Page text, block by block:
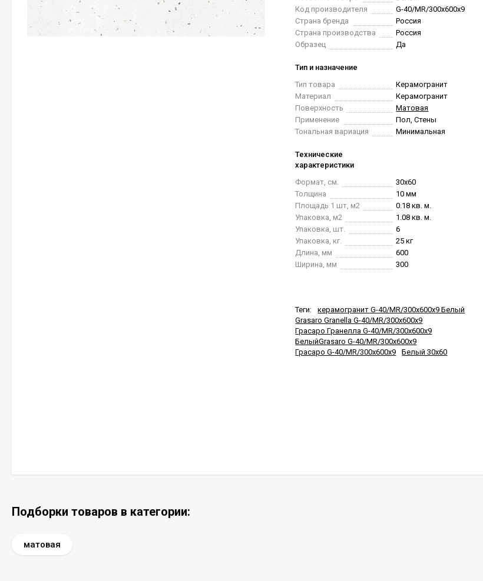
Код производителя
G-40/MR/300x600x9
Страна бренда
Россия
Страна производства
Россия
Образец
Да
Тип и назначение
Тип товара
Керамогранит
Материал
Керамогранит
Поверхность
Матовая
Применение
Пол, Стены
Тональная вариация
Минимальная
Технические
характеристики
Формат, см.
30x60
Толщина
10 мм
Площадь 1 шт, м2
0.18 кв. м.
Упаковка, м2
1.08 кв. м.
Упаковка, шт.
6
Упаковка, кг.
25 кг
Длина, мм
600
Ширина, мм
300
Теги:
керамогранит G-40/MR/300x600x9 Белый
Grasaro Granella G-40/MR/300x600x9
Грасаро Гранелла G-40/MR/300x600x9
БелыйGrasaro G-40/MR/300x600x9
Грасаро G-40/MR/300x600x9
Белый 30x60
Подборки товаров в категории:
матовая